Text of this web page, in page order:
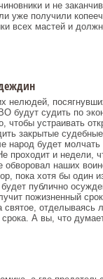
и не
уже получили
всех мастей и
нелюдей,
будут судить по
чтобы устраивать
закрытые
народ будет молчать
проходит и недели,
обворовал наших
пока хотя бы один
будет публично
пожизненный
святое, отделываясь
А вы, что